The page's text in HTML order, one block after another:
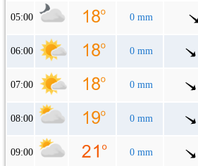
05:00 0 mm
06:00 0 mm
07:00 0 mm
08:00 0 mm
09:00 0 mm